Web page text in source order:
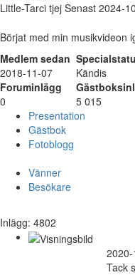
Little-Tarci tjej Senast 2024-
Börjat med min musikvideon
Medlem sedan
2018-11-07
Kändis
Foruminlägg
0
5 015
Presentation
Gästbok
Fotoblogg
Vänner
Besökare
Inlägg: 4802
Tack